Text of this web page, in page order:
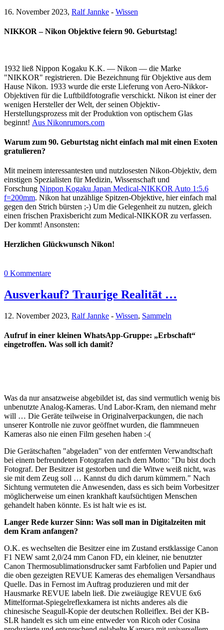
16. November 2023, Ralf Jannke - Wissen
NIKKOR – Nikon Objektive feiern 90. Geburtstag!
1932 ließ Nippon Kogaku K.K. — Nikon — die Marke
"NIKKOR" registrieren. Die Bezeichnung für Objektive aus dem
Hause Nikon. 1933 wurde die erste Lieferung von Aero-Nikkor-
Objektiven für die Luftbildfotografie verschickt. Nikon ist einer der
wenigen Hersteller der Welt, der seinen Objektiv-
Herstellungsprozess mit der Produktion von optischem Glas
beginnt! Aus Nikonrumors.com
Warum zum 90. Geburtstag nicht einfach mal mit einen Exoten
gratulieren?
Mit meinem interessantesten und nutzlosesten Nikon-Objektiv, dem
einstigen Spezialisten für Medizin, Wissenschaft und
Forschung Nippon Kogaku Japan Medical-NIKKOR Auto 1:5.6
f=200mm. Nikon hat unzählige Spitzen-Objektive, hier einfach mal
gegen den Strich bürsten ;-) Um die Gelegenheit zu nutzen, gleich
einen frischen Praxisbericht zum Medical-NIKKOR zu verfassen.
Der kommt! Ansonsten:
Herzlichen Glückwunsch Nikon!
0 Kommentare
Ausverkauf? Traurige Realität …
12. November 2023, Ralf Jannke - Wissen, Sammeln
Aufruf in einer kleinen WhatsApp-Gruppe: „Erbschaft“
eingetroffen. Was soll ich damit?
Was da nur ansatzweise abgebildet ist, das sind vermutlich wenig bis
unbenutzte Analog-Kameras. Und Labor-Kram, den niemand mehr
will … Die Geräte teilweise in Originalverpackungen, die nach
unserer Kontrolle nie zuvor geöffnet wurden, die flammneuen
Kameras also nie einen Film gesehen haben :-(
Die Gerätschaften "abgeladen" von der entfernten Verwandtschaft
bei einem befreundeten Fotografen nach dem Motto: "Du bist doch
Fotograf. Der Besitzer ist gestorben und die Witwe weiß nicht, was
sie mit dem Zeug soll … Kannst du dich darum kümmern." Nach
Sichtung vermuteten die Anwesenden, dass es sich beim Vorbesitzer
möglicherweise um einen krankhaft kaufsüchtigen Menschen
gehandelt haben könnte. Es ist halt wie es ist.
Langer Rede kurzer Sinn: Was soll man in Digitalzeiten mit
dem Kram anfangen?
O.K. es wechselten die Besitzer eine im Zustand erstklassige Canon
F1 NEW samt 2,0/24 mm Canon FD, ein kleiner, nie benutzter
Canon Thermosublimationsdrucker samt Farbfolien und Papier und
die oben gezeigten REVUE Kameras des ehemaligen Versandhaus
Quelle. Das in Fernost im Auftrag produzieren und mit der
Hausmarke REVUE labeln ließ. Die zweiäugige REVUE 6x6
Mittelformat-Spiegelreflexkamera ist nichts anderes als die
chinesische Seagull-Kopie der deutschen Rolleiflex. Bei der KB-
SLR handelt es sich um eine entweder von Ricoh oder Cosina